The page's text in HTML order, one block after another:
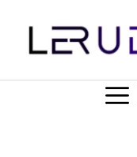
contenu